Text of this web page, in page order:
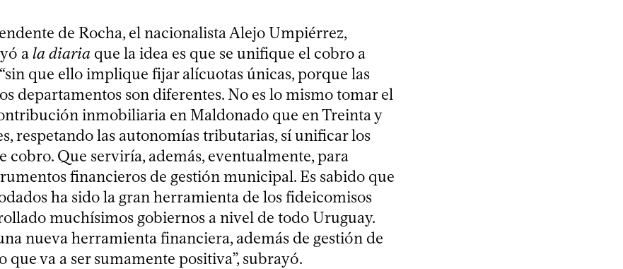
de Rocha, el nacionalista Alejo Umpiérrez,
ala diaria que la idea es que se unifique el cobro a
que ello implique fijar alícuotas únicas, porque las
departamentos son diferentes. No es lo mismo tomar el
inmobiliaria en Maldonado que en Treinta y
respetando las autonomías tributarias, sí unificar los
cobro. Que serviría, además, eventualmente, para
financieros de gestión municipal. Es sabido que
ha sido la gran herramienta de los fideicomisos
muchísimos gobiernos a nivel de todo Uruguay.
nueva herramienta financiera, además de gestión de
que va a ser sumamente positiva”, subrayó.